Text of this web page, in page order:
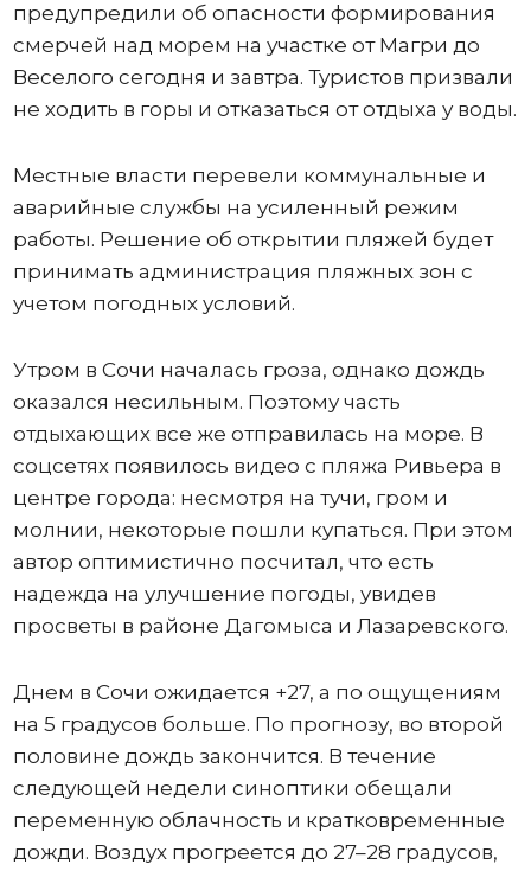
предупредили об опасности формирования
смерчей над морем на участке от Магри до
Веселого сегодня и завтра. Туристов призвали
не ходить в горы и отказаться от отдыха у воды.
Местные власти перевели коммунальные и
аварийные службы на усиленный режим
работы. Решение об открытии пляжей будет
принимать администрация пляжных зон с
учетом погодных условий.
Утром в Сочи началась гроза, однако дождь
оказался несильным. Поэтому часть
отдыхающих все же отправилась на море. В
соцсетях появилось видео с пляжа Ривьера в
центре города: несмотря на тучи, гром и
молнии, некоторые пошли купаться. При этом
автор оптимистично посчитал, что есть
надежда на улучшение погоды, увидев
просветы в районе Дагомыса и Лазаревского.
Днем в Сочи ожидается +27, а по ощущениям
на 5 градусов больше. По прогнозу, во второй
половине дождь закончится. В течение
следующей недели синоптики обещали
переменную облачность и кратковременные
дожди. Воздух прогреется до 27–28 градусов,